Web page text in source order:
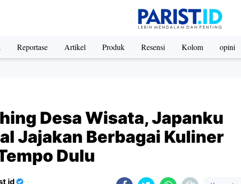
Reportase Artikel Produk Resensi Kolom opini
Desa Wisata, Japanku
Jajakan Berbagai Kuliner
Dulu
id